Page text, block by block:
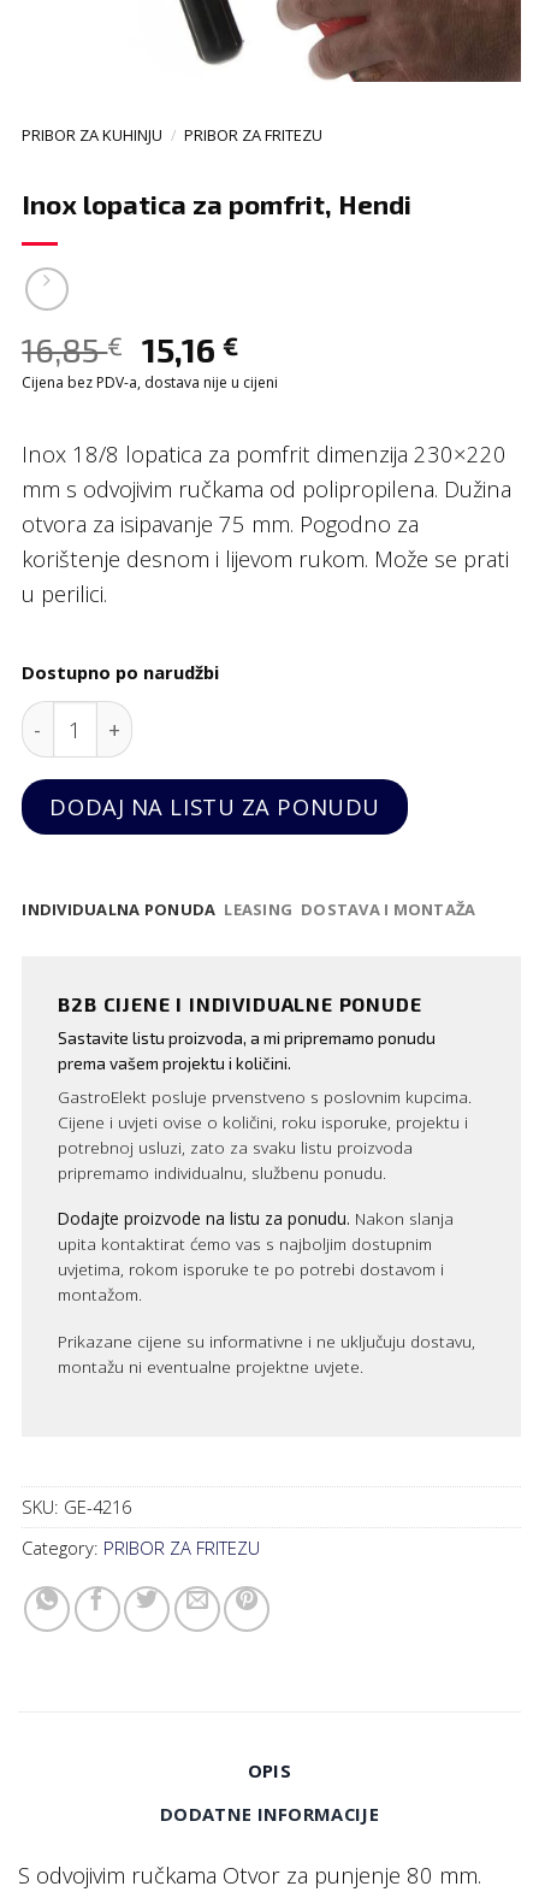
PRIBOR ZA KUHINJU / PRIBOR ZA FRITEZU
Inox lopatica za pomfrit, Hendi
16,85€ 15,16 €
Cijena bez PDV-a, dostava nije u cijeni
Inox 18/8 lopatica za pomfrit dimenzija 230×220
mm s odvojivim ručkama od polipropilena. Dužina
otvora za isipavanje 75 mm. Pogodno za
korištenje desnom i lijevom rukom. Može se prati
u perilici.
Dostupno po narudžbi
Inox lopatica za pomfrit, Hendi quantity
DODAJ NA LISTU ZA PONUDU
INDIVIDUALNA PONUDA LEASING DOSTAVA I MONTAŽA
B2B CIJENE I INDIVIDUALNE PONUDE
Sastavite listu proizvoda, a mi pripremamo ponudu
prema vašem projektu i količini.
GastroElekt posluje prvenstveno s poslovnim kupcima.
Cijene i uvjeti ovise o količini, roku isporuke, projektu i
potrebnoj usluzi, zato za svaku listu proizvoda
pripremamo individualnu, službenu ponudu.
Dodajte proizvode na listu za ponudu. Nakon slanja
upita kontaktirat ćemo vas s najboljim dostupnim
uvjetima, rokom isporuke te po potrebi dostavom i
montažom.
Prikazane cijene su informativne i ne uključuju dostavu,
montažu ni eventualne projektne uvjete.
SKU: GE-4216
Category: PRIBOR ZA FRITEZU
OPIS
DODATNE INFORMACIJE
S odvojivim ručkama Otvor za punjenje 80 mm.